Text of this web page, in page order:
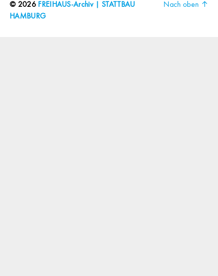
© 2026 FREIHAUS-Archiv | STATTBAU
HAMBURG
Nach oben ↑